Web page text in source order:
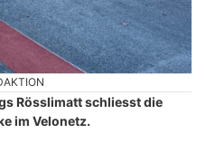
Rösslimatt schliesst die
im Velonetz.